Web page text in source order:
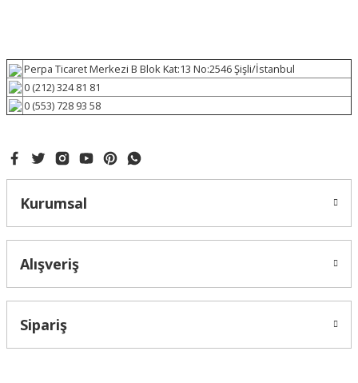
Perpa Ticaret Merkezi B Blok Kat:13 No:2546 Şişli/İstanbul
0 (212) 324 81 81
0 (553) 728 93 58
Kurumsal
Alışveriş
Sipariş